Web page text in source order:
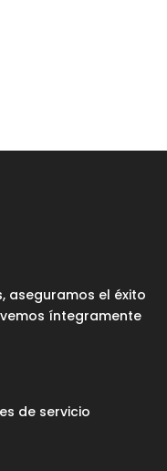
aseguramos el éxito
íntegramente
de servicio